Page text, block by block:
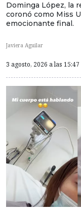
Dominga López, la
coronó como Miss
emocionante final.
Javiera Aguilar
3 agosto, 2026 a las 15:47